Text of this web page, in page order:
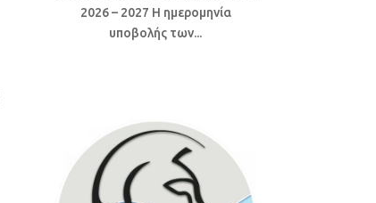
2026 – 2027 Η ημερομηνία
υποβολής των...